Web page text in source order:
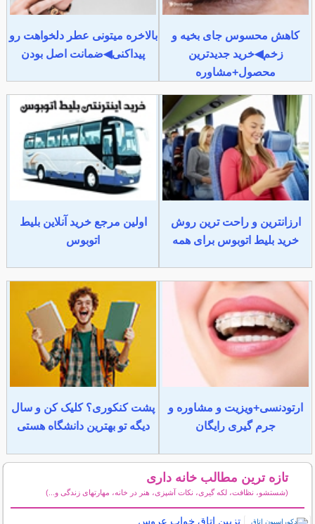
کاهش محسوس جای بخیه و
زخم◀خرید جدیدترین
محصول+مشاوره
بالاخره میتونی عطر دلخواهت رو
پیداکنی◀ضمانت اصل بودن
ارزانترین و راحت ترین روش
خرید بلیط اتوبوس برای همه
اولین مرجع خرید آنلاین بلیط
اتوبوس
ارتودنسی+ویزیت و مشاوره و
جرم گیری رایگان
پشت کنکوری؟ کلیک کن و سال
دیگه تو بهترین دانشگاه هستی
تازه ترین مطالب خانه داری
(شستشو، نظافت، لکه گیری، نکات آشپزی، هنر در خانه، مهارتهای زندگی و...)
تزیین اتاق خواب عروس